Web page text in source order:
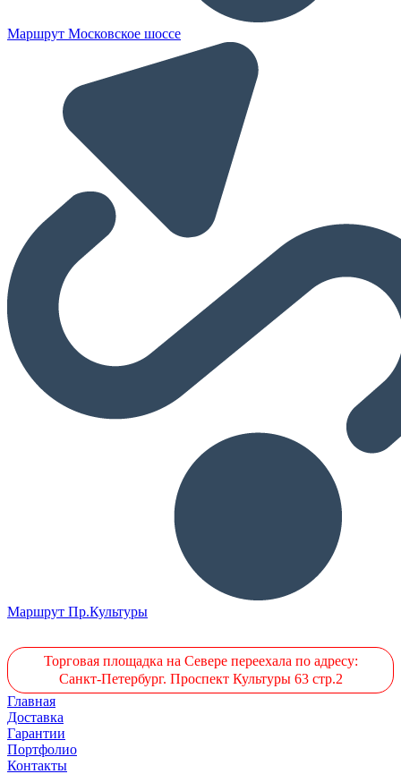
Маршрут Московское шоссе
Маршрут Пр.Культуры
Торговая площадка на Севере переехала по адресу:
Санкт-Петербург. Проспект Культуры 63 стр.2
Главная
Доставка
Гарантии
Портфолио
Контакты